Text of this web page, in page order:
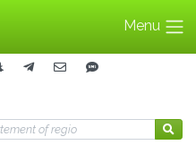
Menu